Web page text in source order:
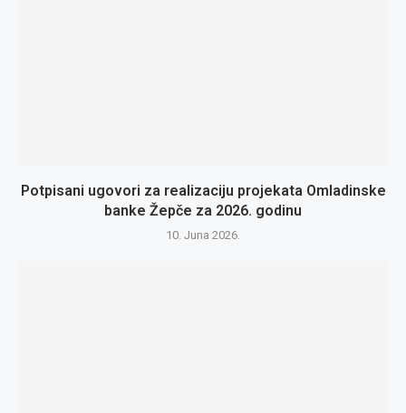
Potpisani ugovori za realizaciju projekata Omladinske
banke Žepče za 2026. godinu
10. Juna 2026.